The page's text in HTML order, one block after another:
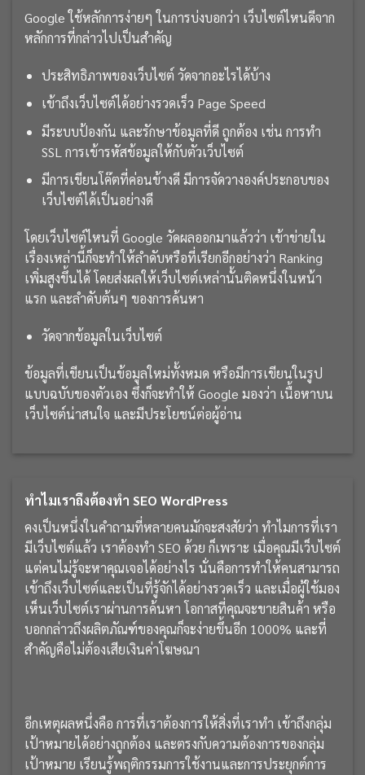
Google ใช้หลักการง่ายๆ ในการบ่งบอกว่า เว็บไซต์ไหนดีจาก
หลักการที่กล่าวไปเป็นสำคัญ
ประสิทธิภาพของเว็บไซต์ วัดจากอะไรได้บ้าง
เข้าถึงเว็บไซต์ได้อย่างรวดเร็ว Page Speed
มีระบบป้องกัน และรักษาข้อมูลที่ดี ถูกต้อง เช่น การทำ
SSL การเข้ารหัสข้อมูลให้กับตัวเว็บไซต์
มีการเขียนโค๊ตที่ค่อนข้างดี มีการจัดวางองค์ประกอบของ
เว็บไซต์ได้เป็นอย่างดี
โดยเว็บไซต์ไหนที่ Google วัดผลออกมาแล้วว่า เข้าข่ายใน
เรื่องเหล่านี้ก็จะทำให้ลำดับหรือที่เรียกอีกอย่างว่า Ranking
เพิ่มสูงขึ้นได้ โดยส่งผลให้เว็บไซต์เหล่านั้นติดหนึ่งในหน้า
แรก และลำดับต้นๆ ของการค้นหา
วัดจากข้อมูลในเว็บไซต์
ข้อมูลที่เขียนเป็นข้อมูลใหม่ทั้งหมด หรือมีการเขียนในรูป
แบบฉบับของตัวเอง ซึ่งก็จะทำให้ Google มองว่า เนื้อหาบน
เว็บไซต์น่าสนใจ และมีประโยชน์ต่อผู้อ่าน
ทำไมเราถึงต้องทำ SEO WordPress
คงเป็นหนึ่งในคำถามที่หลายคนมักจะสงสัยว่า ทำไมการที่เรา
มีเว็บไซต์แล้ว เราต้องทำ SEO ด้วย ก็เพราะ เมื่อคุณมีเว็บไซต์
แต่คนไม่รู้จะหาคุณเจอได้อย่างไร นั่นคือการทำให้คนสามารถ
เข้าถึงเว็บไซต์และเป็นที่รู้จักได้อย่างรวดเร็ว และเมื่อผู้ใช้มอง
เห็นเว็บไซต์เราผ่านการค้นหา โอกาสที่คุณจะขายสินค้า หรือ
บอกกล่าวถึงผลิตภัณฑ์ของคุณก็จะง่ายขึ้นอีก 1000% และที่
สำคัญคือไม่ต้องเสียเงินค่าโฆษณา
อีกเหตุผลหนึ่งคือ การที่เราต้องการให้สิ่งที่เราทำ เข้าถึงกลุ่ม
เป้าหมายได้อย่างถูกต้อง และตรงกับความต้องการของกลุ่ม
เป้าหมาย เรียนรู้พฤติกรรมการใช้งานและการประยุกต์การ